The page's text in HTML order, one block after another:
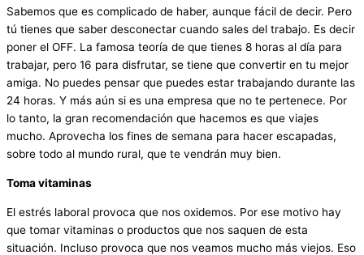
Sabemos que es complicado de haber, aunque fácil de decir. Pero
tú tienes que saber desconectar cuando sales del trabajo. Es decir
poner el OFF. La famosa teoría de que tienes 8 horas al día para
trabajar, pero 16 para disfrutar, se tiene que convertir en tu mejor
amiga. No puedes pensar que puedes estar trabajando durante las
24 horas. Y más aún si es una empresa que no te pertenece. Por
lo tanto, la gran recomendación que hacemos es que viajes
mucho. Aprovecha los fines de semana para hacer escapadas,
sobre todo al mundo rural, que te vendrán muy bien.
Toma vitaminas
El estrés laboral provoca que nos oxidemos. Por ese motivo hay
que tomar vitaminas o productos que nos saquen de esta
situación. Incluso provoca que nos veamos mucho más viejos. Eso